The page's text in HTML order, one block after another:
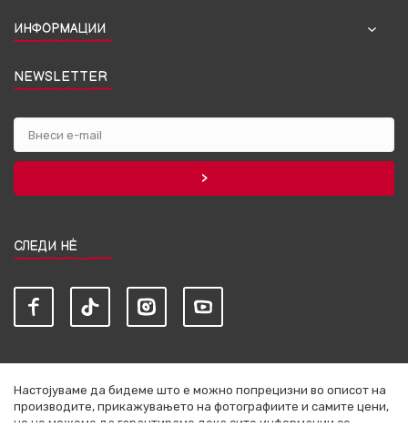
ИНФОРМАЦИИ
NEWSLETTER
СЛЕДИ НЀ
Настојуваме да бидеме што е можно попрецизни во описот на
производите, прикажувањето на фотографиите и самите цени,
но не можеме да гарантираме дека сите информации се